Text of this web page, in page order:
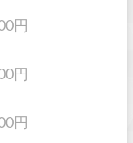
円
円
円